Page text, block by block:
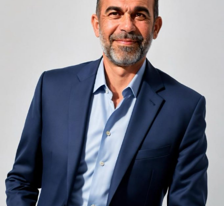
infinit de groși din motive practice și economice.
Zgomotul pașilor din camera de sus sau din coridorul
adiacent rămâne una dintre cele mai frecvente
nemulțumiri semnalate de oaspeți în recenziile online,
chiar și la unități altfel apreciate pentru servicii și
locație. De multe ori, oaspeții nu identifică pardoseala
drept sursa reală a problemei, ci descriu simplu senzația
de spațiu zgomotos sau agitat.
Pardoseala joacă un rol important în absorbția acestor
sunete, mai ales în zonele de trecere frecventă dintre
cameră și baie sau dintre pat și fereastră. Un material cu
proprietăți fonoabsorbante bune reduce transmiterea
zgomotului către camerele vecine și către etajele
inferioare, un aspect esențial mai ales în clădirile mai
vechi, cu structuri care nu au fost proiectate inițial
pentru izolare fonică performantă.